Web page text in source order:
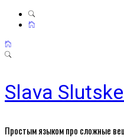
Slava
Простым языком про сложные